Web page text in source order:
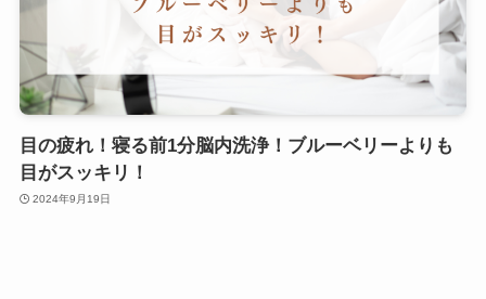
目の疲れ！寝る前1分脳内洗浄！ブルーベリーよりも
目がスッキリ！
2024年9月19日